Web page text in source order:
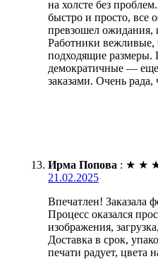
на холсте без
быстро и просто, все
превзошел ожидания,
Работники вежливые,
подходящие
демократичные —
заказами. Очень рада,
Ирма Попова : ★ ★
21.02.2025
Впечатлен! Заказала
Процесс оказался
изображения,
Доставка в срок,
печати радует,